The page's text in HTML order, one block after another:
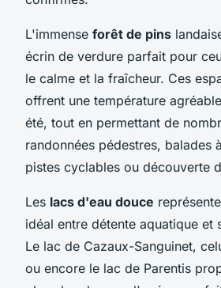
L'immense forêt de pins
écrin de verdure parfait pour
le calme et la fraîcheur. Ces
offrent une température
été, tout en permettant de
randonnées pédestres, balades
pistes cyclables ou découverte
Les lacs d'eau douce
idéal entre détente aquatique et
Le lac de Cazaux-Sanguinet,
ou encore le lac de Parentis